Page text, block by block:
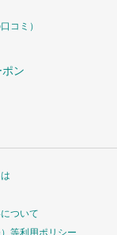
コミ）
ン
ついて
等利用ポリシー